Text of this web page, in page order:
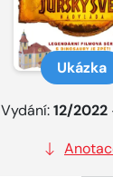
Ukázka
Vydání:12/2022